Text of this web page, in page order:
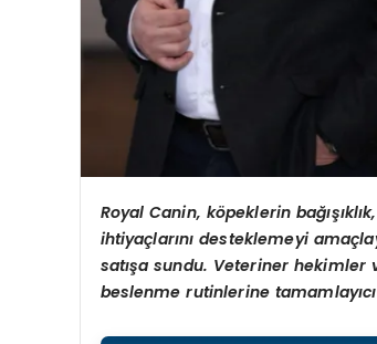
Royal Canin, köpeklerin
ihtiyaçlarını desteklemeyi
satışa sundu. Veteriner
beslenme rutinlerine